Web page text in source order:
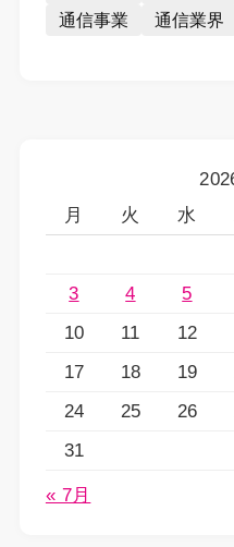
通信事業
通信業界
月
火 水
3
4 5
10
11 12
17
18 19
24
25 26
31
« 7月